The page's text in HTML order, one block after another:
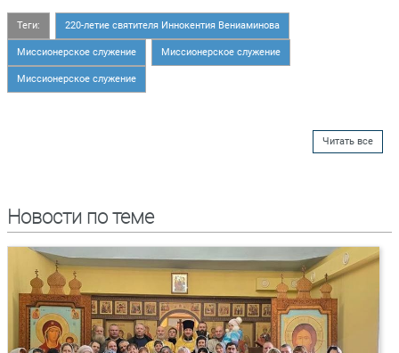
Теги: 220-летие святителя Иннокентия Вениаминова
Миссионерское служение Миссионерское служение
Миссионерское служение
Читать все
Новости по теме